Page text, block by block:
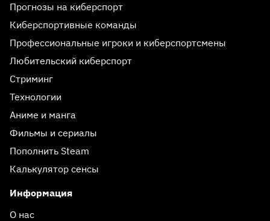
Прогнозы на киберспорт
Киберспортивные команды
Профессиональные игроки и киберспортсмены
Любительский киберспорт
Стриминг
Технологии
Аниме и манга
Фильмы и сериалы
Пополнить Steam
Калькулятор сенсы
Информация
О нас